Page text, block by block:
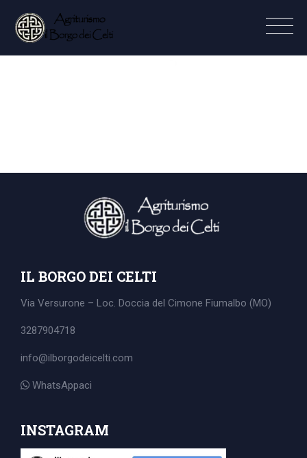
IL BORGO DEI CELTI
Via Versurone – Loc. Doccia del Cimone Fiumalbo (MO)
3287904718
info@ilborgodeicelti.com
WhatsAppaci
INSTAGRAM